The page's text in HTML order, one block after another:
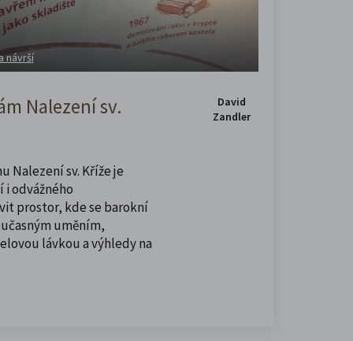
návrší
Nalezení sv.
Nalezení sv. Kříže je
odvážného
prostor, kde se barokní
uměním,
lávkou a výhledy na
David
Zandler